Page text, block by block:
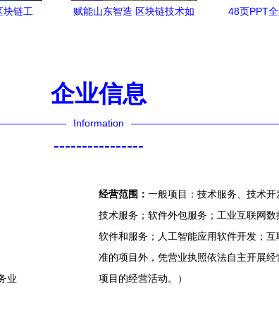
块链工
赋能山东智造 区块链技术如
48页PPT
企业信息
Information
----------------
业
经营范围： 一般项目：技术服务、技术
技术服务；软件外包服务；工业互联网
软件和服务；人工智能应用软件开发；
准的项目外，凭营业执照依法自主开展
项目的经营活动。）